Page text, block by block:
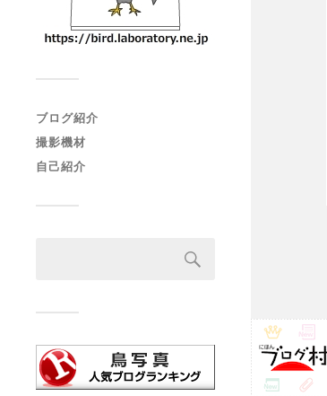
ブログ紹介
撮影機材
自己紹介